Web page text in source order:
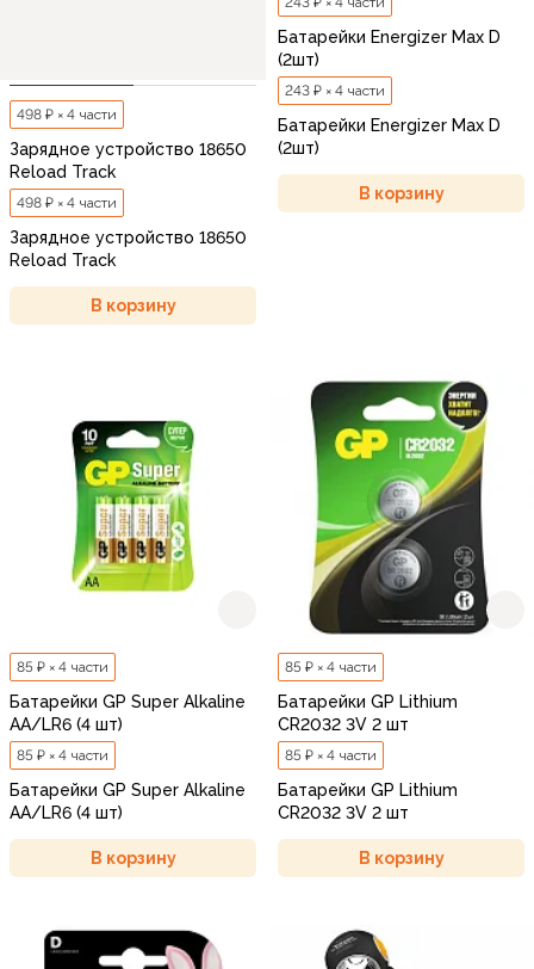
498 ₽ × 4 части
Зарядное устройство 18650
Reload Track
498 ₽ × 4 части
Зарядное устройство 18650
Reload Track
В корзину
Батарейки Energizer Max D
(2шт)
243 ₽ × 4 части
Батарейки Energizer Max D
(2шт)
В корзину
85 ₽ × 4 части
Батарейки GP Super Alkaline
АA/LR6 (4 шт)
85 ₽ × 4 части
Батарейки GP Super Alkaline
АA/LR6 (4 шт)
В корзину
85 ₽ × 4 части
Батарейки GP Lithium
CR2032 3V 2 шт
85 ₽ × 4 части
Батарейки GP Lithium
CR2032 3V 2 шт
В корзину